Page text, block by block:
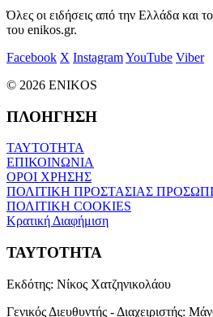
Όλες οι ειδήσεις από την Ελλάδα και
του enikos.gr.
Facebook X InstagramYouTube Viber
© 2026 ENIKOS
ΠΛΟΗΓΗΣΗ
ΤΑΥΤΟΤΗΤΑ
ΕΠΙΚΟΙΝΩΝΙΑ
ΟΡΟΙ ΧΡΗΣΗΣ
ΠΟΛΙΤΙΚΗ ΠΡΟΣΤΑΣΙΑΣ
ΠΟΛΙΤΙΚΗ COOKIES
Κρατική Διαφήμιση
ΤΑΥΤΟΤΗΤΑ
Εκδότης: Νίκος Χατζηνικολάου
Γενικός Διευθυντής - Διαχειριστής: